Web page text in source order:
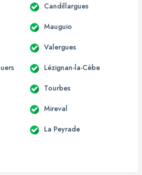
Candillargues
Mauguio
Valergues
Lézignan-la-Cèbe
Tourbes
Mireval
La Peyrade